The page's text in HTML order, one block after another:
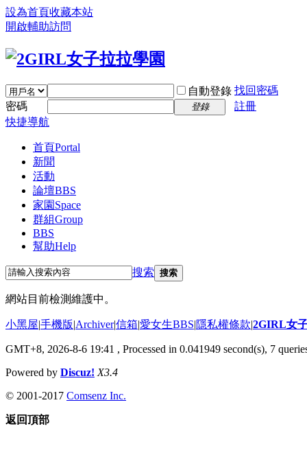
設為首頁收藏本站
開啟輔助訪問
自動登錄 找回密碼
密碼
登錄
註冊
快捷導航
首頁Portal
新聞
活動
論壇BBS
家園 Space
群組Group
BBS
幫助Help
搜索 搜索
網站目前檢測維護中。
小黑屋|手機版|Archiver|信箱|愛女生BBS|隱私權條款|2GIRL女
GMT+8, 2026-8-6 19:41 , Processed in 0.041949 second(s), 7
Powered by Discuz! X3.4
© 2001-2017 Comsenz Inc.
返回頂部